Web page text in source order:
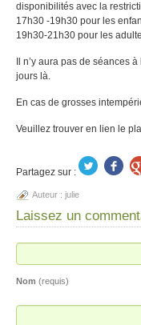
disponibilités avec la
17h30 -19h30 pour les
19h30-21h30 pour les
Il n’y aura pas de séances
jours là.
En cas de grosses
Veuillez trouver en lien le
Partagez sur :
Auteur : julie
Laissez un
Nom (requis)